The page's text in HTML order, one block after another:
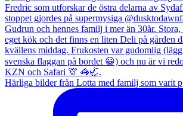
Härliga bilder från Lotta med familj som varit p